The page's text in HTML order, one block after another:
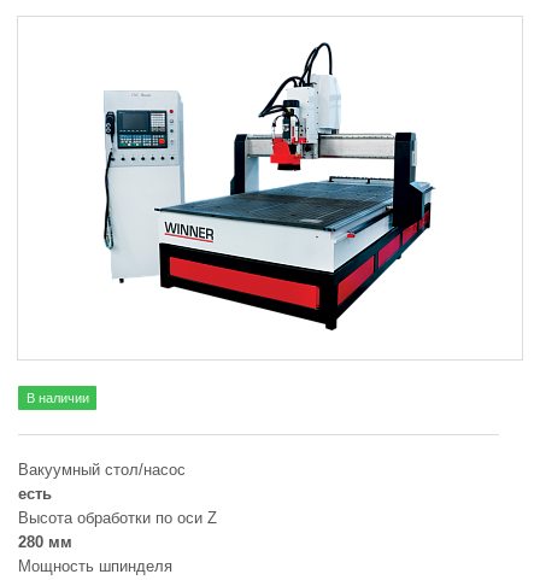
В наличии
Вакуумный стол/насос
есть
Высота обработки по оси Z
280 мм
Мощность шпинделя